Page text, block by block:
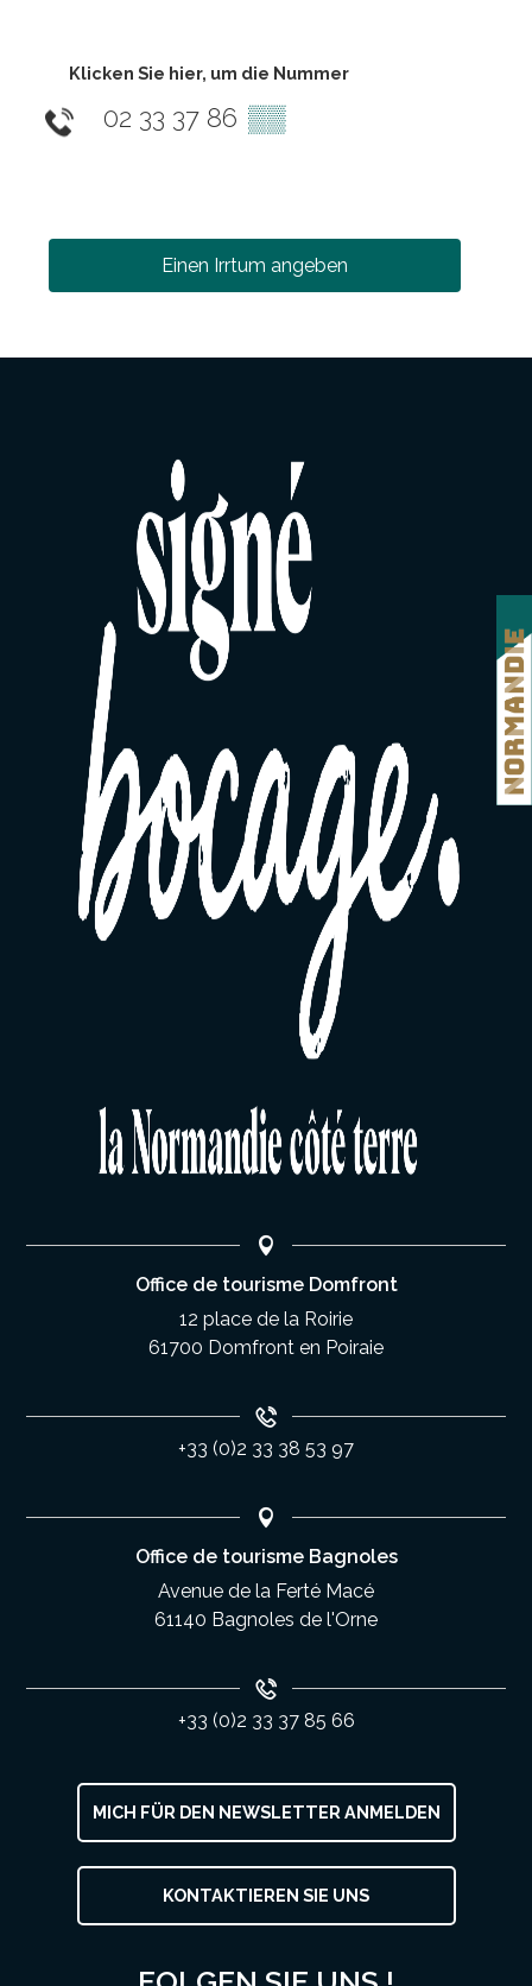
Klicken Sie hier, um die Nummer
02 33 37 86 ▒▒
Einen Irrtum angeben
MICH FÜR DEN NEWSLETTER ANMELDEN
KONTAKTIEREN SIE UNS
Office de tourisme Domfront
12 place de la Roirie
61700 Domfront en Poiraie
+33 (0)2 33 38 53 97
Office de tourisme Bagnoles
Avenue de la Ferté Macé
61140 Bagnoles de l'Orne
+33 (0)2 33 37 85 66